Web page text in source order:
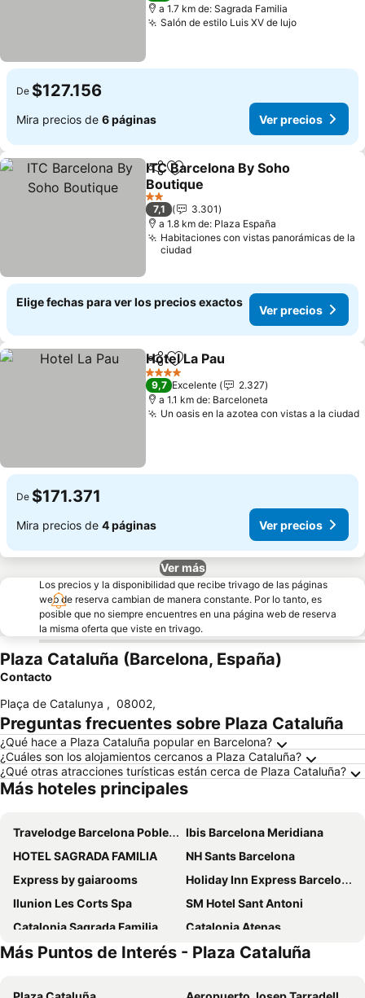
a 1.7 km de: Sagrada Familia
Salón de estilo Luis XV de lujo
De $127.156
Mira precios de 6 páginas Ver precios
CompartirAgregar a favoritos
ITC Barcelona By Soho
Boutique
2 Estrellas
7,1
3.301
a 1.8 km de: Plaza España
Habitaciones con vistas panorámicas de la
ciudad
Elige fechas para ver los precios exactos
Ver precios
CompartirAgregar a favoritos
Hotel La Pau
4 Estrellas
9,7 Excelente
2.327
a 1.1 km de: Barceloneta
Un oasis en la azotea con vistas a la ciudad
De $171.371
Mira precios de 4 páginas Ver precios
Ver más
Los precios y la disponibilidad que recibe trivago de las páginas
web de reserva cambian de manera constante. Por lo tanto, es
posible que no siempre encuentres en una página web de reserva
la misma oferta que viste en trivago.
Plaza Cataluña (Barcelona, España)
Contacto
Plaça de Catalunya , 08002,
Preguntas frecuentes sobre Plaza Cataluña
¿Qué hace a Plaza Cataluña popular en Barcelona?
¿Cuáles son los alojamientos cercanos a Plaza Cataluña?
¿Qué otras atracciones turísticas están cerca de Plaza Cataluña?
Más hoteles principales
Travelodge Barcelona Poblenou
Ibis Barcelona Meridiana
HOTEL SAGRADA FAMILIA
NH Sants Barcelona
Express by gaiarooms
Holiday Inn Express Barcelona - City 22@ By Ihg
Ilunion Les Corts Spa
SM Hotel Sant Antoni
Catalonia Sagrada Familia
Catalonia Atenas
Hotel Alimara
Hotel Sant Pau
Más Puntos de Interés - Plaza Cataluña